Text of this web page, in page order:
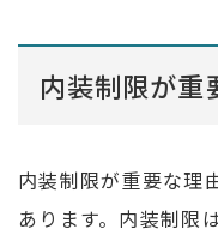
内装制限が重
内装制限が重要な理
あります。内装制限